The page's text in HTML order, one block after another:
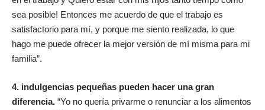
sea posible! Entonces me acuerdo de que el trabajo es
satisfactorio para mí, y porque me siento realizada, lo que
hago me puede ofrecer la mejor versión de mí misma para mi
familia”.
4. indulgencias pequeñas pueden hacer una gran
diferencia. “Yo no quería privarme o renunciar a los alimentos